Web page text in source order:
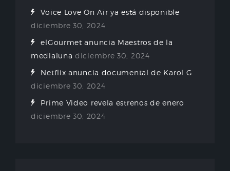
Voice Love On Air ya está disponible
diciembre 30, 2024
elGourmet anuncia Maestros de la
medialuna diciembre 30, 2024
Netflix anuncia documental de Karol G
diciembre 30, 2024
Prime Video revela estrenos de enero
diciembre 30, 2024